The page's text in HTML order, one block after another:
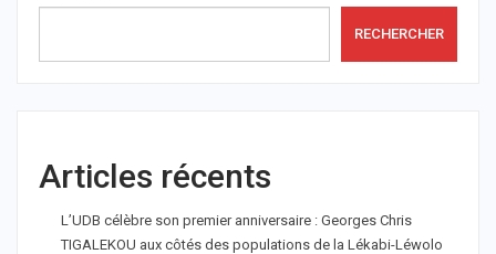
RECHERCHER
Articles récents
L’UDB célèbre son premier anniversaire : Georges Chris
TIGALEKOU aux côtés des populations de la Lékabi-Léwolo